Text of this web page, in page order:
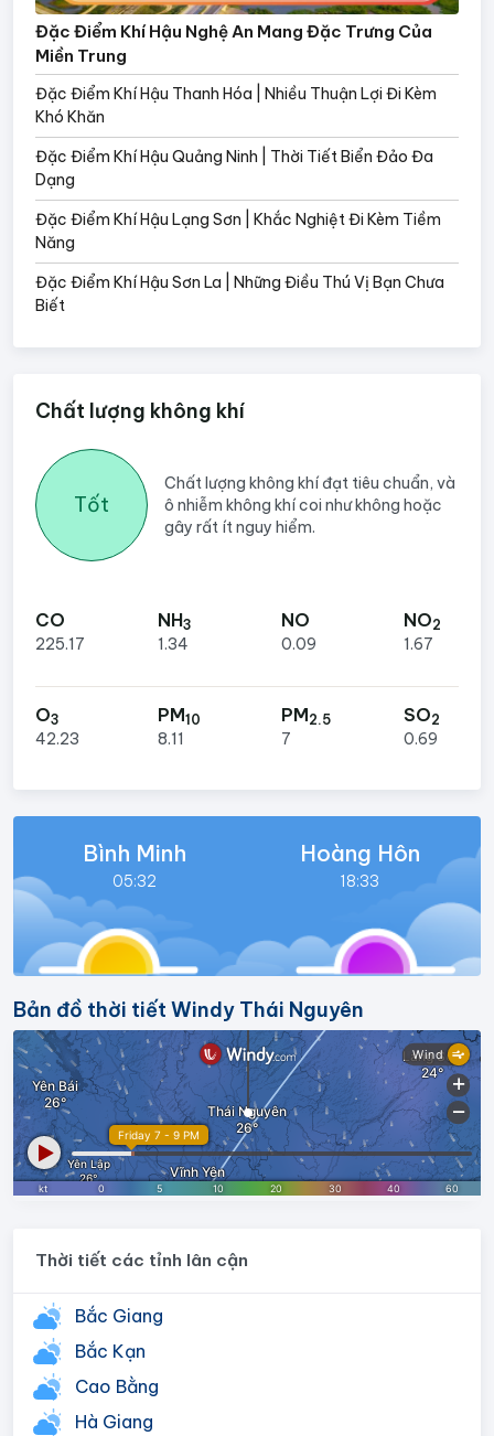
Đặc Điểm Khí Hậu Nghệ An Mang Đặc Trưng Của
Miền Trung
Đặc Điểm Khí Hậu Thanh Hóa | Nhiều Thuận Lợi Đi Kèm
Khó Khăn
Đặc Điểm Khí Hậu Quảng Ninh | Thời Tiết Biển Đảo Đa
Dạng
Đặc Điểm Khí Hậu Lạng Sơn | Khắc Nghiệt Đi Kèm Tiềm
Năng
Đặc Điểm Khí Hậu Sơn La | Những Điều Thú Vị Bạn Chưa
Biết
Chất lượng không khí
Tốt
Chất lượng không khí đạt tiêu chuẩn, và
ô nhiễm không khí coi như không hoặc
gây rất ít nguy hiểm.
CO
225.17
NH3
1.34
NO
0.09
NO2
1.67
O3
42.23
PM10
8.11
PM2.5
7
SO2
0.69
Bình Minh
05:32
Hoàng Hôn
18:33
Bản đồ thời tiết Windy Thái Nguyên
Thời tiết các tỉnh lân cận
Bắc Giang
Bắc Kạn
Cao Bằng
Hà Giang